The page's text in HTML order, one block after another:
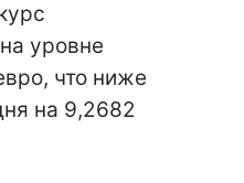
уровне
что ниже
на 9,2682